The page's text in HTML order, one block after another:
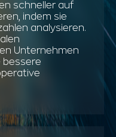
schneller auf
indem sie
analysieren.
Unternehmen
bessere